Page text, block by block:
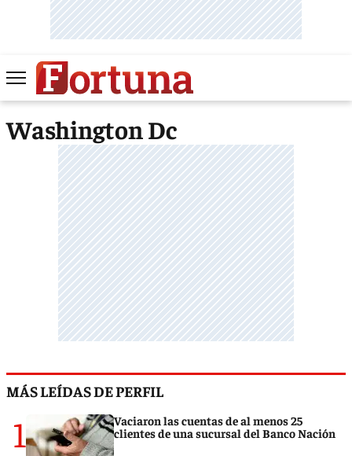
Washington Dc
MÁS LEÍDAS DE PERFIL
1
Vaciaron las cuentas de al menos 25
clientes de una sucursal del Banco Nación